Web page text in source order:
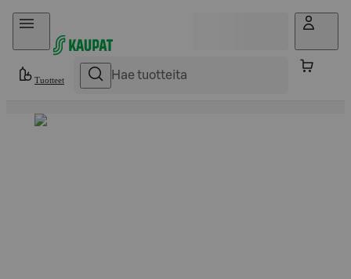
Hyppää sisältöön
Tuotteet